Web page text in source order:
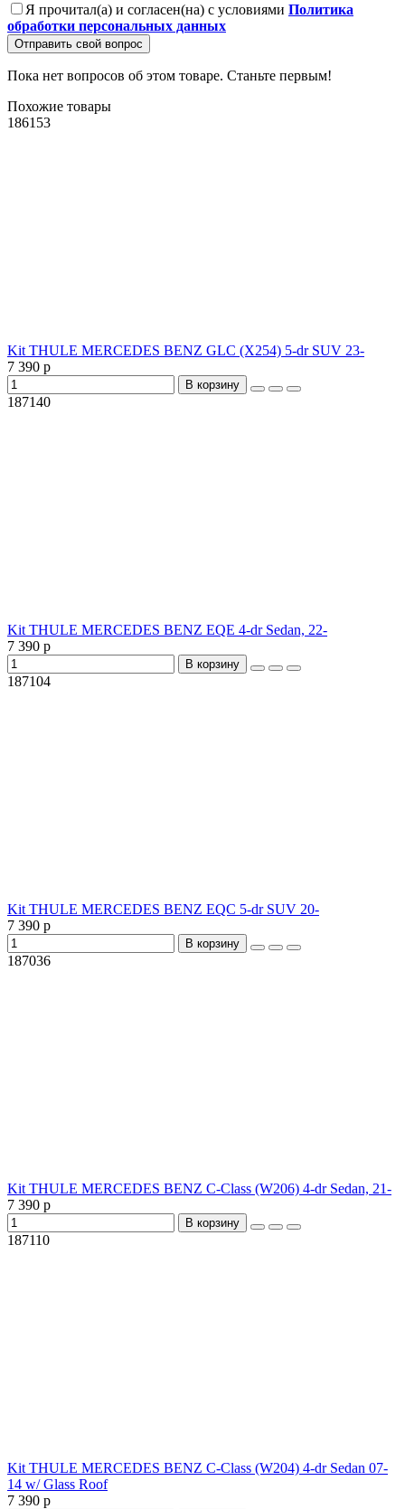
Я прочитал(а) и согласен(на) с условиями Политика
обработки персональных данных
Отправить свой вопрос
Пока нет вопросов об этом товаре. Станьте первым!
Похожие товары
186153
Kit THULE MERCEDES BENZ GLC (X254) 5-dr SUV 23-
7 390 р
В корзину
187140
Kit THULE MERCEDES BENZ EQE 4-dr Sedan, 22-
7 390 р
В корзину
187104
Kit THULE MERCEDES BENZ EQC 5-dr SUV 20-
7 390 р
В корзину
187036
Kit THULE MERCEDES BENZ C-Class (W206) 4-dr Sedan, 21-
7 390 р
В корзину
187110
Kit THULE MERCEDES BENZ C-Class (W204) 4-dr Sedan 07-
14 w/ Glass Roof
7 390 р